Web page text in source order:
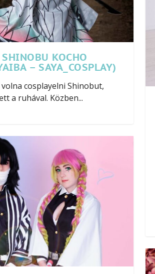
KOCHO
– SAYA_COSPLAY)
cosplayelni Shinobut,
a ruhával. Közben...